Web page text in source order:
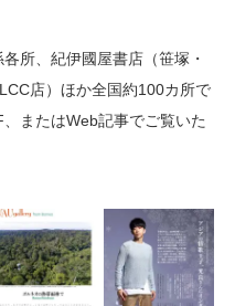
所、紀伊國屋書店（笹塚・
店）ほか全国約100カ所で
、またはWeb記事でご覧いた